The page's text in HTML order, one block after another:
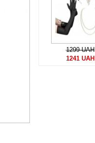
1299 UAH
1241 UAH